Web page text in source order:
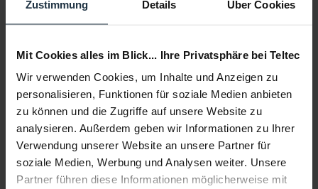
Zustimmung Details Über Cookies
Mit Cookies alles im Blick... Ihre Privatsphäre bei Teltec
Wir verwenden Cookies, um Inhalte und Anzeigen zu
personalisieren, Funktionen für soziale Medien anbieten
zu können und die Zugriffe auf unsere Website zu
analysieren. Außerdem geben wir Informationen zu Ihrer
Verwendung unserer Website an unsere Partner für
soziale Medien, Werbung und Analysen weiter. Unsere
Partner führen diese Informationen möglicherweise mit
Medien
Infos zu Hersteller & Produktsicherheit
Folgende Infos zum Hersteller sind verfübar......mehr
Weitere Artikel von Vinten ansehen